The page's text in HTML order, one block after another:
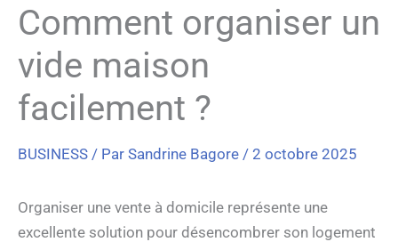
Comment organiser un
vide maison
facilement ?
BUSINESS / Par Sandrine Bagore / 2 octobre 2025
Organiser une vente à domicile représente une
excellente solution pour désencombrer son logement